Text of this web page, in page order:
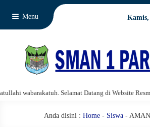
Menu Kamis,
wabarakatuh. Selamat Datang di Website Resmi
Anda disini : Home- Siswa-